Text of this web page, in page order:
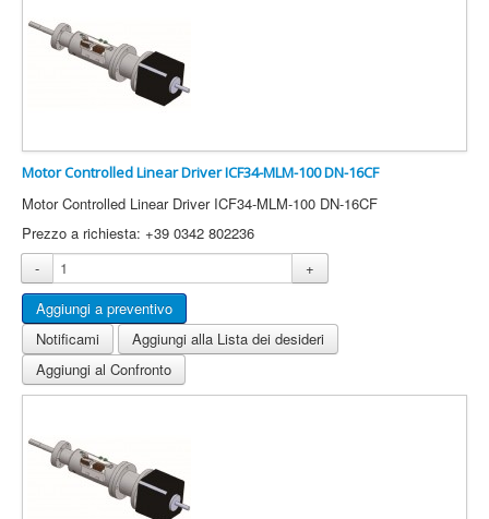
Motor Controlled Linear Driver ICF34-MLM-100 DN-16CF
Motor Controlled Linear Driver ICF34-MLM-100 DN-16CF
Prezzo a richiesta: +39 0342 802236
-
+
Notificami
Aggiungi alla Lista dei desideri
Aggiungi al Confronto